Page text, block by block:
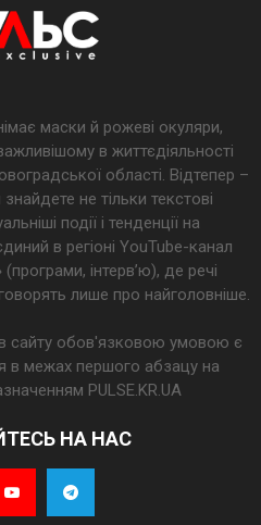
маски й рожеві окуляри,
в життєдіяльності
області. Відтепер –
не тільки текстові
події і тенденції на
в регіоні YouTube-канал
інтерв’ю), де речі
лише про найголовніше.
сайту обов'язковою умовою є
в межах першого абзацу на
PULSE.KR.UA
НА НАС